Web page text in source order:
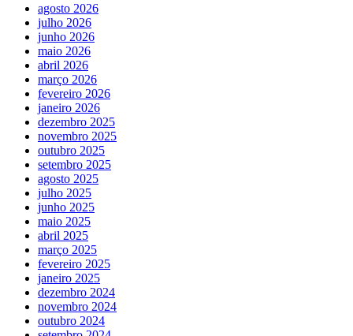
agosto 2026
julho 2026
junho 2026
maio 2026
abril 2026
março 2026
fevereiro 2026
janeiro 2026
dezembro 2025
novembro 2025
outubro 2025
setembro 2025
agosto 2025
julho 2025
junho 2025
maio 2025
abril 2025
março 2025
fevereiro 2025
janeiro 2025
dezembro 2024
novembro 2024
outubro 2024